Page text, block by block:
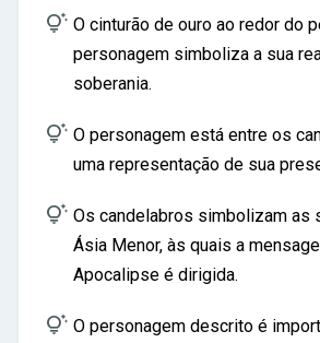
 O cinturão de ouro ao redor do
personagem simboliza a sua
soberania.
 O personagem está entre os
uma representação de sua
 Os candelabros simbolizam as
Ásia Menor, às quais a
Apocalipse é dirigida.
 O personagem descrito é